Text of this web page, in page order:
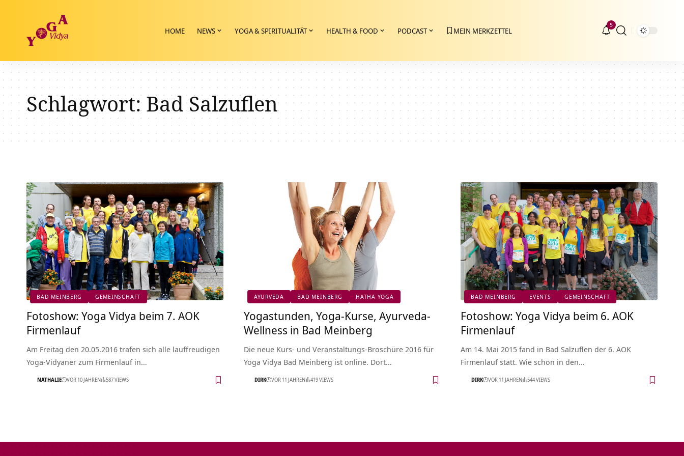
HOME NEWS YOGA & SPIRITUALITÄT HEALTH & FOOD PODCAST MEIN MERKZETTEL
5
Schlagwort:Bad Salzuflen
BAD MEINBERG GEMEINSCHAFT
Fotoshow: Yoga Vidya beim 7. AOK
Firmenlauf
Am Freitag den 20.05.2016 trafen sich alle lauffreudigen
Yoga-Vidyaner zum Firmenlauf in…
NATHALIE VOR 10 JAHREN 587 VIEWS
AYURVEDA BAD MEINBERG HATHA YOGA
Yogastunden, Yoga-Kurse, Ayurveda-
Wellness in Bad Meinberg
Die neue Kurs- und Veranstaltungs-Broschüre 2016 für
Yoga Vidya Bad Meinberg ist online. Dort…
DIRK VOR 11 JAHREN 419 VIEWS
BAD MEINBERG EVENTS GEMEINSCHAFT
Fotoshow: Yoga Vidya beim 6. AOK
Firmenlauf
Am 14. Mai 2015 fand in Bad Salzuflen der 6. AOK
Firmenlauf statt. Wie schon in den…
DIRK VOR 11 JAHREN 544 VIEWS